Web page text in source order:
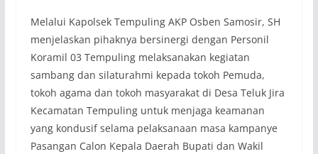
Melalui Kapolsek Tempuling AKP Osben Samosir, SH
menjelaskan pihaknya bersinergi dengan Personil
Koramil 03 Tempuling melaksanakan kegiatan
sambang dan silaturahmi kepada tokoh Pemuda,
tokoh agama dan tokoh masyarakat di Desa Teluk Jira
Kecamatan Tempuling untuk menjaga keamanan
yang kondusif selama pelaksanaan masa kampanye
Pasangan Calon Kepala Daerah Bupati dan Wakil